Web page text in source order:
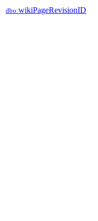
dbo:wikiPageRevisionID